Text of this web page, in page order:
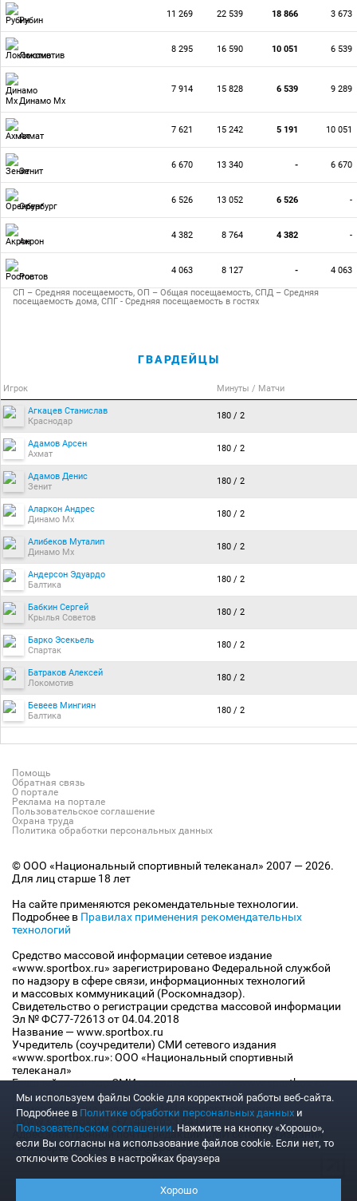
Рубин
11 269 22 539 18 866 3 673
Локомотив
8 295 16 590 10 051 6 539
Динамо Мх
7 914 15 828 6 539 9 289
Ахмат
7 621 15 242 5 191 10 051
Зенит
6 670 13 340 - 6 670
Оренбург
6 526 13 052 6 526 -
Акрон
4 382 8 764 4 382 -
Ростов
4 063 8 127 - 4 063
СП – Средняя посещаемость, ОП – Общая посещаемость, СПД – Средняя
посещаемость дома, СПГ - Средняя посещаемость в гостях
ГВАРДЕЙЦЫ
Игрок Минуты / Матчи
Агкацев Станислав
Краснодар
180 / 2
Адамов Арсен
Ахмат
180 / 2
Адамов Денис
Зенит
180 / 2
Аларкон Андрес
Динамо Мх
180 / 2
Алибеков Муталип
Динамо Мх
180 / 2
Андерсон Эдуардо
Балтика
180 / 2
Бабкин Сергей
Крылья Советов
180 / 2
Барко Эсекьель
Спартак
180 / 2
Батраков Алексей
Локомотив
180 / 2
Бевеев Мингиян
Балтика
180 / 2
Помощь
Обратная связь
О портале
Реклама на портале
Пользовательское соглашение
Охрана труда
Политика обработки персональных данных
© ООО «Национальный спортивный телеканал» 2007 — 2026.
Для лиц старше 18 лет
На сайте применяются рекомендательные технологии.
Подробнее в Правилах применения рекомендательных
технологий
Средство массовой информации сетевое издание
«www.sportbox.ru» зарегистрировано Федеральной службой
по надзору в сфере связи, информационных технологий
и массовых коммуникаций (Роскомнадзор).
Свидетельство о регистрации средства массовой информации
Эл № ФС77-72613 от 04.04.2018
Название — www.sportbox.ru
Учредитель (соучредители) СМИ сетевого издания
«www.sportbox.ru»: ООО «Национальный спортивный
телеканал»
Главный редактор СМИ сетевого издания «www.sportbox.ru»:
Конов В.А.
Номер телефона редакции СМИ сетевого издания
«www.sportbox.ru»: +7 (495) 653 8419
Адрес электронной почты редакции СМИ сетевого издания
«www.sportbox.ru»: editor@sportbox.ru
Мы используем файлы Сookie для корректной работы веб-сайта.
Подробнее в Политике обработки персональных данных и
Пользовательском соглашении. Нажмите на кнопку «Хорошо»,
если Вы согласны на использование файлов cookie. Если нет, то
отключите Cookies в настройках браузера
Хорошо